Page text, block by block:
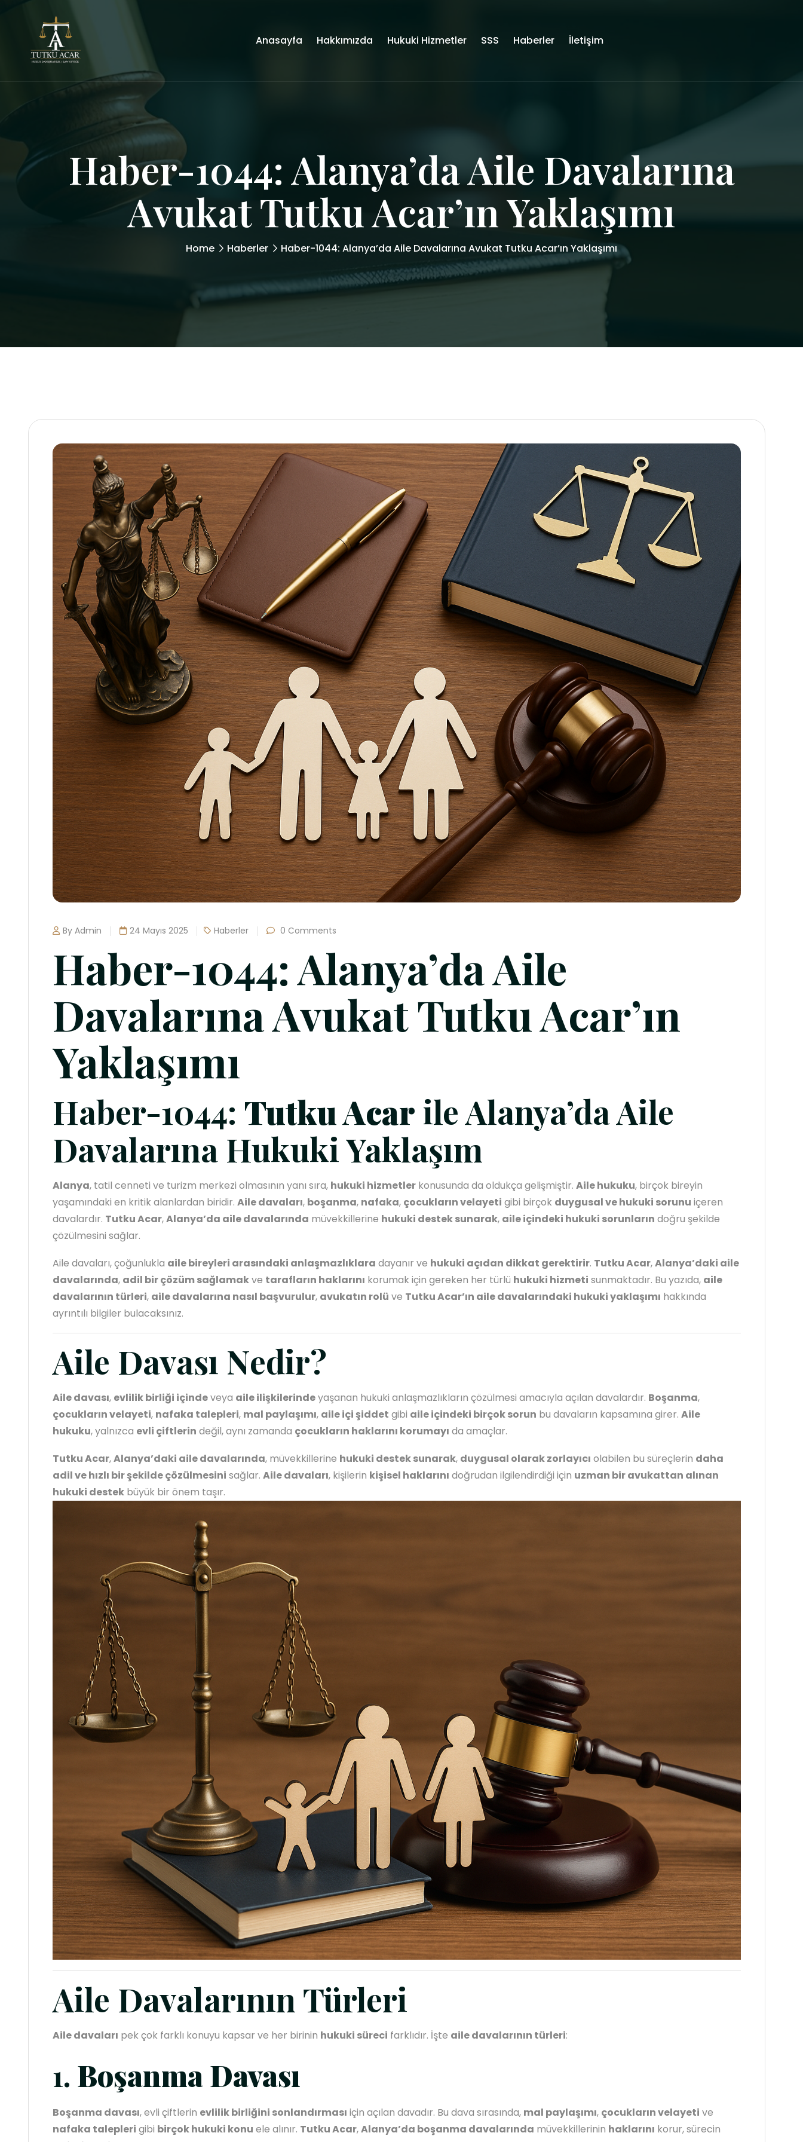
Anasayfa Hakkımızda Hukuki Hizmetler SSS Haberler İletişim
Haber-1044: Alanya’da Aile Davalarına
Avukat Tutku Acar’ın Yaklaşımı
Home Haberler Haber-1044: Alanya’da Aile Davalarına Avukat Tutku Acar’ın Yaklaşımı
By Admin 24 Mayıs 2025 Haberler 0 Comments
Haber-1044: Alanya’da Aile
Davalarına Avukat Tutku Acar’ın
Yaklaşımı
Haber-1044: Tutku Acar ile Alanya’da Aile
Davalarına Hukuki Yaklaşım
Alanya, tatil cenneti ve turizm merkezi olmasının yanı sıra, hukuki hizmetler konusunda da oldukça gelişmiştir. Aile hukuku, birçok bireyin
yaşamındaki en kritik alanlardan biridir. Aile davaları, boşanma, nafaka, çocukların velayeti gibi birçok duygusal ve hukuki sorunu içeren
davalardır. Tutku Acar,Alanya’da aile davalarında müvekkillerine hukuki destek sunarak, aile içindeki hukuki sorunların doğru şekilde
çözülmesini sağlar.
Aile davaları, çoğunlukla aile bireyleri arasındaki anlaşmazlıklara dayanır ve hukuki açıdan dikkat gerektirir. Tutku Acar,Alanya’daki aile
davalarında, adil bir çözüm sağlamakve tarafların haklarını korumak için gereken her türlü hukuki hizmeti sunmaktadır. Bu yazıda, aile
davalarının türleri, aile davalarına nasıl başvurulur, avukatın rolü ve Tutku Acar’ın aile davalarındaki hukuki yaklaşımı hakkında
ayrıntılı bilgiler bulacaksınız.
Aile Davası Nedir?
Aile davası, evlilik birliği içindeveya aile ilişkilerindeyaşanan hukuki anlaşmazlıkların çözülmesi amacıyla açılan davalardır. Boşanma,
çocukların velayeti, nafaka talepleri, mal paylaşımı, aile içi şiddet gibi aile içindeki birçok sorun bu davaların kapsamına girer. Aile
hukuku, yalnızca evli çiftlerin değil, aynı zamanda çocukların haklarını korumayı da amaçlar.
Tutku Acar,Alanya’daki aile davalarında, müvekkillerine hukuki destek sunarak, duygusal olarak zorlayıcı olabilen bu süreçlerin daha
adil ve hızlı bir şekilde çözülmesini sağlar. Aile davaları, kişilerin kişisel haklarını doğrudan ilgilendirdiği için uzman bir avukattan alınan
hukuki destek büyük bir önem taşır.
Aile Davalarının Türleri
Aile davaları pek çok farklı konuyu kapsar ve her birinin hukuki süreci farklıdır. İşte aile davalarının türleri:
1. Boşanma Davası
Boşanma davası, evli çiftlerin evlilik birliğini sonlandırması için açılan davadır. Bu dava sırasında, mal paylaşımı, çocukların velayeti ve
nafaka talepleri gibi birçok hukuki konu ele alınır. Tutku Acar,Alanya’da boşanma davalarında müvekkillerinin haklarını korur, sürecin